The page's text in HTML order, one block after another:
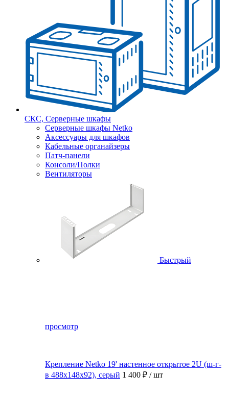
СКС, Серверные шкафы
Серверные шкафы Netko
Аксессуары для шкафов
Кабельные органайзеры
Патч-панели
Консоли/Полки
Вентиляторы
Быстрый
просмотр
Крепление Netko 19' настенное открытое 2U (ш-г-
в 488х148х92), серый 1 400 ₽ / шт